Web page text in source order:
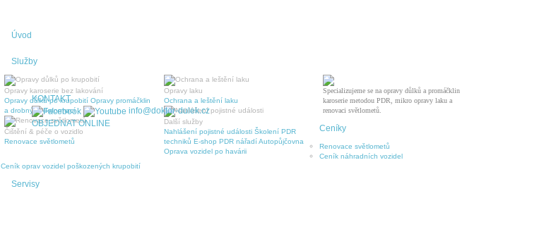
Úvod
Služby
Opravy karoserie bez lakování
Opravy důlků po krupobití Opravy promáčklin
a drobných deformací
Čištění & péče o vozidlo
Renovace světlometů
Opravy laku
Ochrana a leštění laku
Další služby
Nahlášení pojistné události Školení PDR
techniků E-shop PDR nářadíAutopůjčovna
Oprava vozidel po havárii
Specializujeme se na opravy důlků a promáčklin
karoserie metodou PDR, mikro opravy laku a
renovaci světlometů.
Ceníky
Renovace světlometů
Ceník náhradních vozidel
Ceník oprav vozidel poškozených krupobití
Servisy
KONTAKT
info@doktor-dulek.cz
OBJEDNAT ONLINE